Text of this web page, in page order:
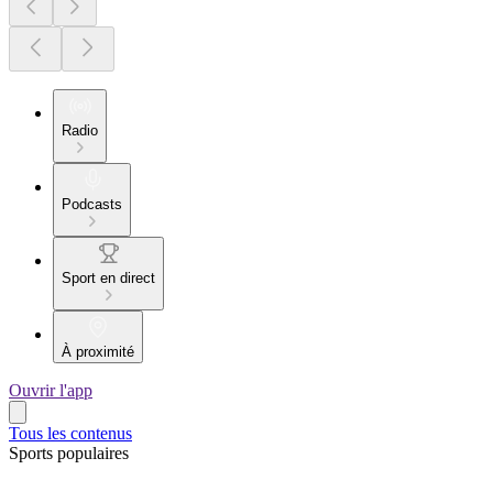
Radio
Podcasts
Sport en direct
À proximité
Ouvrir l'app
Tous les contenus
Sports populaires